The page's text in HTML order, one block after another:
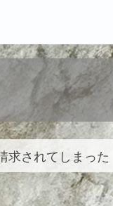
求されてしまった